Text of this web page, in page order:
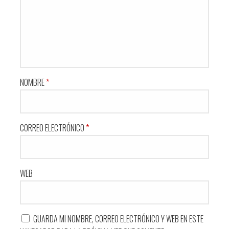
NOMBRE*
CORREO ELECTRÓNICO*
WEB
GUARDA MI NOMBRE, CORREO ELECTRÓNICO Y WEB EN ESTE